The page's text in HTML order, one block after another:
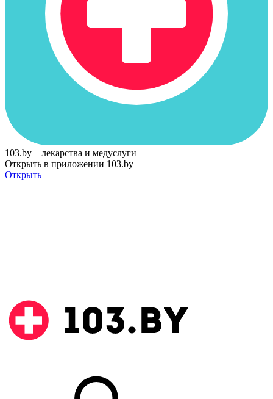
103.by – лекарства и медуслуги
Открыть в приложении 103.by
Открыть